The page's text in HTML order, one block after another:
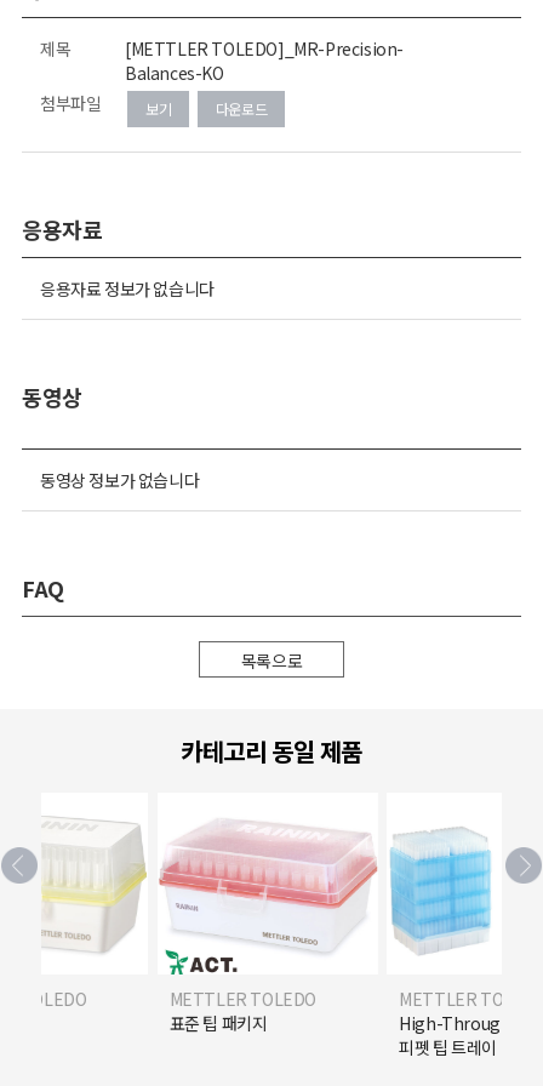
제목
[METTLER TOLEDO]_MR-Precision-
Balances-KO
첨부파일
보기 다운로드
응용자료
응용자료 정보가 없습니다
동영상
동영상 정보가 없습니다
FAQ
목록으로
카테고리 동일 제품
TOLEDO
METTLER TOLEDO
High-Throughput 스택형
METTLER
그린 팩